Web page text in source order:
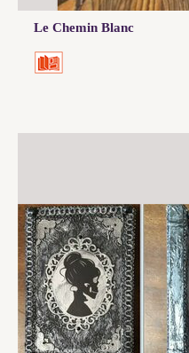
Le Chemin Blanc